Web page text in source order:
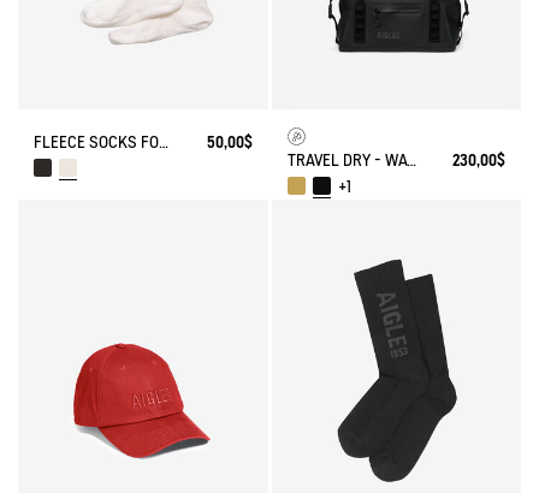
FLEECE SOCKS FOR HIGH-CUFF BOOTS
50,00$
TRAVEL DRY - WATERPROOF WEEKENDER BAG (20L)
230,00$
+1